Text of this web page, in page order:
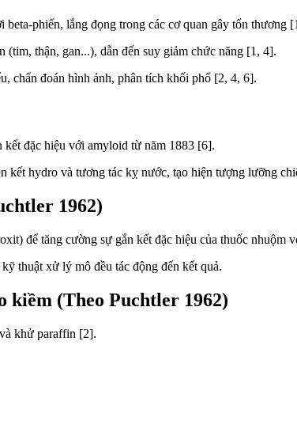
phiến, lắng đọng trong các cơ quan gây tổn thương
thận, gan...), dẫn đến suy giảm chức năng [1, 4].
chẩn đoán hình ảnh, phân tích khối phổ [2, 4, 6].
kết đặc hiệu với amyloid từ năm 1883 [6].
kết hydro và tương tác kỵ nước, tạo hiện tượng lưỡng
1962)
để tăng cường sự gắn kết đặc hiệu của thuốc nhuộm
thuật xử lý mô đều tác động đến kết quả.
kiềm (Theo Puchtler 1962)
khử paraffin [2].